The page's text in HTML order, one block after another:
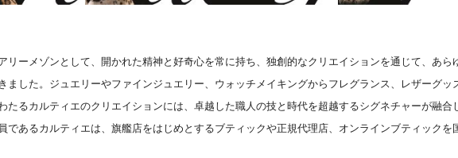
リーメゾンとして、開かれた精神と好奇心を常に持ち、独創的なクリエイションを通じて、あら
ました。ジュエリーやファインジュエリー、ウォッチメイキングからフレグランス、レザーグッ
たるカルティエのクリエイションには、卓越した職人の技と時代を超越するシグネチャーが融合
であるカルティエは、旗艦店をはじめとするブティックや正規代理店、オンラインブティックを